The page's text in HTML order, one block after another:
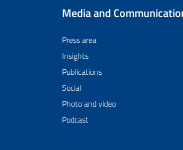
Media and
Press area
Insights
Publications
Social
Photo and video
Podcast